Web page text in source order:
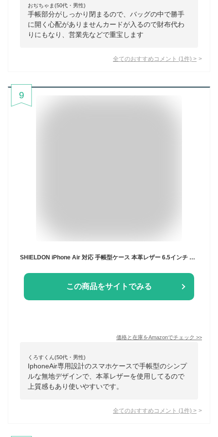
おぢちゃま(50代・男性)
手帳部分がしっかり閉まるので、バッグの中で勝手
に開く心配がありませんカードが入るので財布代わ
りにもなり、営業先などで重宝します
全てのおすすめコメント (1 件) >
9
SHIELDON iPhone Air 対応 手帳型ケース 本革レザー 6.5インチ 5G TPU素材 カード収納 [RFIDブロッキング] 横置きスタンド機能 マグネット内蔵 ストラップ穴付き 衝撃吸収 あいふぉん Air 対応スマホケース 2025年発売 レトロブラック
この商品をサイトでみる
価格と在庫をAmazonでチェック >>
くろすくん(50代・男性)
IphoneAir専用設計のスマホケースで手帳型のシンプ
ルな無地デザインで、本革レザーを使用してるので
上質感もあり使いやすいです。
全てのおすすめコメント (1 件) >